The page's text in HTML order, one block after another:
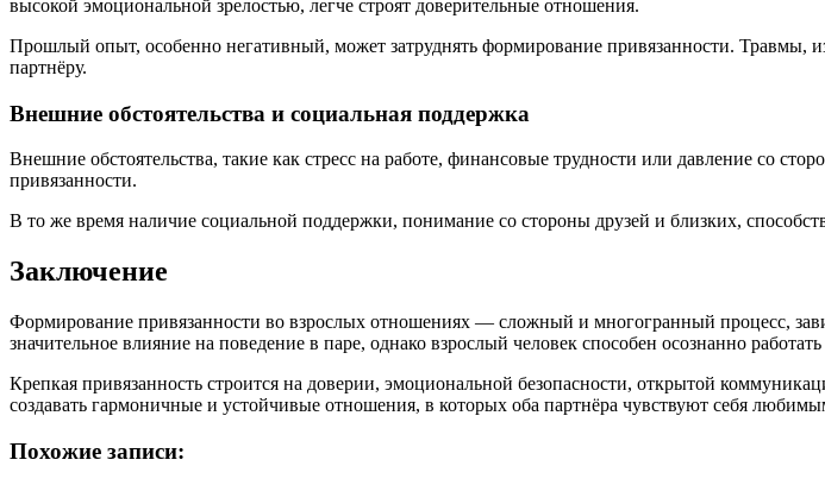
высокой эмоциональной зрелостью, легче строят доверительные отношения.
Прошлый опыт, особенно негативный, может затруднять формирование привязанности. Травмы,
партнёру.
Внешние обстоятельства и социальная поддержка
Внешние обстоятельства, такие как стресс на работе, финансовые трудности или давление со
привязанности.
В то же время наличие социальной поддержки, понимание со стороны друзей и близких,
Заключение
Формирование привязанности во взрослых отношениях — сложный и многогранный процесс,
значительное влияние на поведение в паре, однако взрослый человек способен осознанно
Крепкая привязанность строится на доверии, эмоциональной безопасности, открытой
создавать гармоничные и устойчивые отношения, в которых оба партнёра чувствуют себя
Похожие записи: